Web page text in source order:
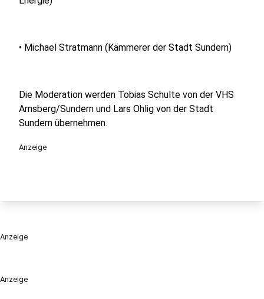
Anzeige
• Michael Stratmann (Kämmerer der Stadt Sundern)
Die Moderation werden Tobias Schulte von der VHS
Arnsberg/Sundern und Lars Ohlig von der Stadt
Sundern übernehmen.
Anzeige
Anzeige